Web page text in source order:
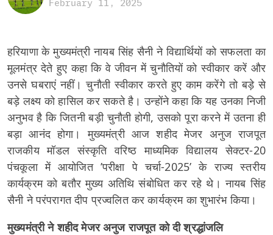
February 11, 2025
हरियाणा के मुख्यमंत्री नायब सिंह सैनी ने विद्यार्थियों को सफलता का
मूलमंत्र देते हुए कहा कि वे जीवन में चुनौतियों को स्वीकार करें और
उनसे घबराएं नहीं। चुनौती स्वीकार करते हुए काम करेंगे तो बड़े से
बड़े लक्ष्य को हासिल कर सकते है। उन्होंने कहा कि यह उनका निजी
अनुभव है कि जितनी बड़ी चुनौती होगी, उसको पूरा करने में उतना ही
बड़ा आनंद होगा। मुख्यमंत्री आज शहीद मेजर अनुज राजपूत
राजकीय मॉडल संस्कृति वरिष्ठ माध्यमिक विद्यालय सेक्टर-20
पंचकूला में आयोजित ’परीक्षा पे चर्चा-2025’ के राज्य स्तरीय
कार्यक्रम को बतौर मुख्य अतिथि संबोधित कर रहे थे। नायब सिंह
सैनी ने परंपरागत दीप प्रज्वलित कर कार्यक्रम का शुभारंभ किया।
मुख्यमंत्री ने शहीद मेजर अनुज राजपूत को दी श्रद्धांजलि